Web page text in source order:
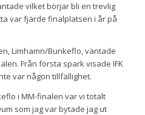
vilket börjar bli en trevlig
var fjärde finalplatsen i år på
Limhamn/Bunkeflo, väntade
Från första spark visade IFK
var någon tillfällighet.
i MM-finalen var vi totalt
som jag var bytade jag ut